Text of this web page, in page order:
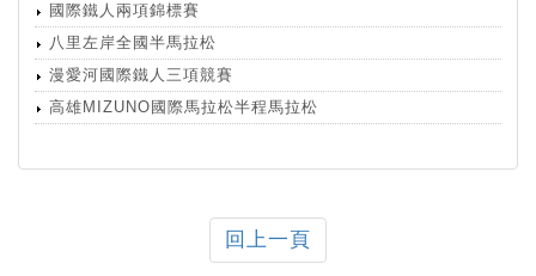
國際鐵人兩項錦標賽
八里左岸全國半馬拉松
漫愛河國際鐵人三項競賽
高雄MIZUNO國際馬拉松半程馬拉松
回上一頁